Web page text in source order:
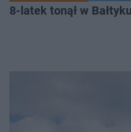
8-latek tonął w